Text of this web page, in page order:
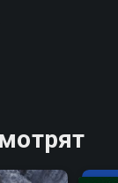
к нам, чтобы